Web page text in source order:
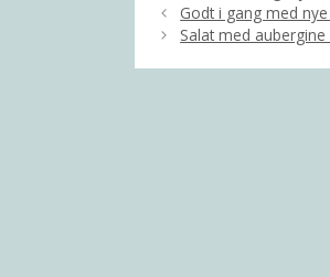
Godt i gang med
Salat med